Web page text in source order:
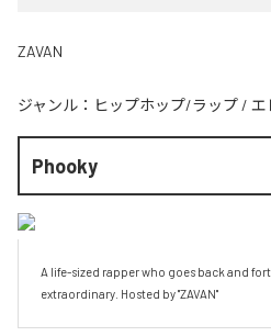
ZAVAN
ジャンル： ヒップホップ/ラップ / エ
Phooky
A life-sized rapper who goes back and
extraordinary. Hosted by "ZAVAN"